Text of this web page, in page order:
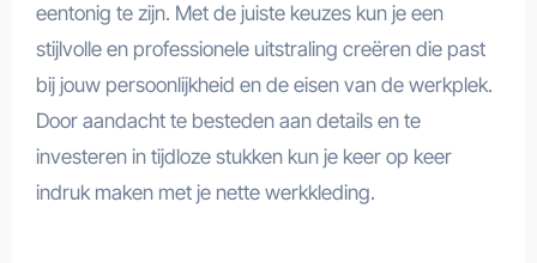
eentonig te zijn. Met de juiste keuzes kun je een
stijlvolle en professionele uitstraling creëren die past
bij jouw persoonlijkheid en de eisen van de werkplek.
Door aandacht te besteden aan details en te
investeren in tijdloze stukken kun je keer op keer
indruk maken met je nette werkkleding.